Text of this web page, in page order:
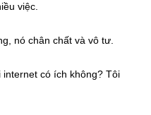
việc.
nó chân chất và vô tư.
có ích không? Tôi